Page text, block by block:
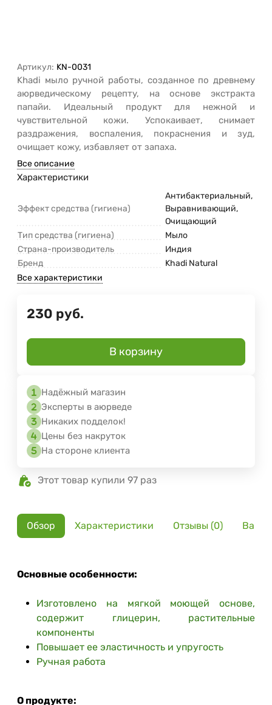
Артикул: KN-0031
Khadi мыло ручной работы, созданное по древнему
аюрведическому рецепту, на основе экстракта
папайи. Идеальный продукт для нежной и
чувствительной кожи. Успокаивает, снимает
раздражения, воспаления, покраснения и зуд,
очищает кожу, избавляет от запаха.
Все описание
Характеристики
Эффект средства (гигиена)
Антибактериальный,
Выравнивающий,
Очищающий
Тип средства (гигиена)
Мыло
Страна-производитель
Индия
Бренд
Khadi Natural
Все характеристики
230 руб.
В корзину
Надёжный магазин
Эксперты в аюрведе
Никаких подделок!
Цены без накруток
На стороне клиента
Этот товар купили 97 раз
Обзор Характеристики Отзывы (0)
Основные особенности:
Изготовлено на мягкой моющей основе,
содержит глицерин, растительные
компоненты
Повышает ее эластичность и упругость
Ручная работа
О продукте: